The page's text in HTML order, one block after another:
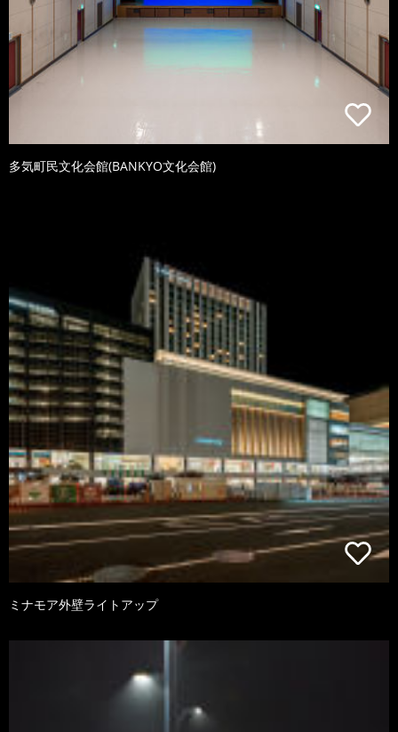
多気町民文化会館(BANKYO文化会館)
ミナモア外壁ライトアップ